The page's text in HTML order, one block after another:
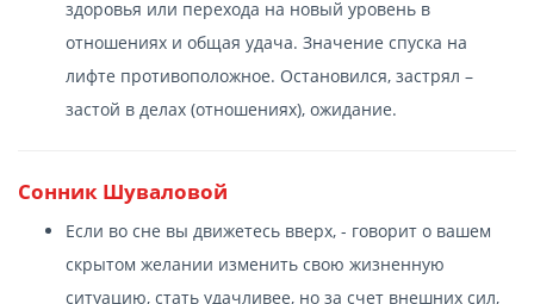
здоровья или перехода на новый уровень в
отношениях и общая удача. Значение спуска на
лифте противоположное. Остановился, застрял –
застой в делах (отношениях), ожидание.
Сонник Шуваловой
Если во сне вы движетесь вверх, - говорит о вашем
скрытом желании изменить свою жизненную
ситуацию, стать удачливее, но за счет внешних сил,